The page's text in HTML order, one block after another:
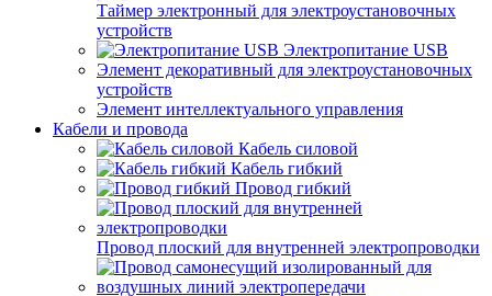
Таймер электронный для электроустановочных
устройств
Электропитание USB
Элемент декоративный для электроустановочных
устройств
Элемент интеллектуального управления
Кабели и провода
Кабель силовой
Кабель гибкий
Провод гибкий
Провод плоский для внутренней электропроводки